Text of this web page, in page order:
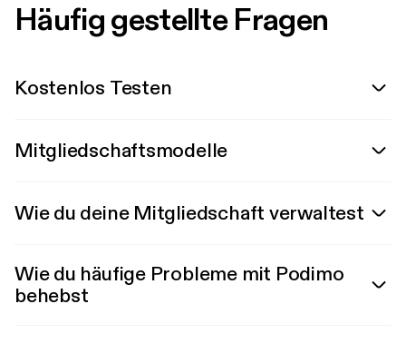
Häufig gestellte Fragen
Kostenlos Testen
Mitgliedschaftsmodelle
Wie du deine Mitgliedschaft verwaltest
Wie du häufige Probleme mit Podimo
behebst